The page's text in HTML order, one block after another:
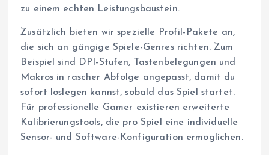
zu einem echten Leistungsbaustein.
Zusätzlich bieten wir spezielle Profil-Pakete an,
die sich an gängige Spiele-Genres richten. Zum
Beispiel sind DPI-Stufen, Tastenbelegungen und
Makros in rascher Abfolge angepasst, damit du
sofort loslegen kannst, sobald das Spiel startet.
Für professionelle Gamer existieren erweiterte
Kalibrierungstools, die pro Spiel eine individuelle
Sensor- und Software-Konfiguration ermöglichen.